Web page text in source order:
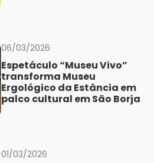
06/03/2026
Espetáculo “Museu Vivo”
transforma Museu
Ergológico da Estância em
palco cultural em São Borja
01/03/2026